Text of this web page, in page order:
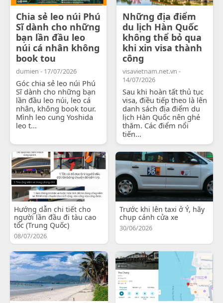
Chia sẻ leo núi Phú
Sĩ dành cho những
bạn lần đầu leo
núi cá nhân không
book tou
dumien - 17/07/2026
Góc chia sẻ leo núi Phú
Sĩ dành cho những bạn
lần đầu leo núi, leo cá
nhân, không book tour.
Mình leo cung Yoshida
leo t...
Những địa điểm
du lịch Hàn Quốc
không thể bỏ qua
khi xin visa thành
công
visavietnam.net.vn -
14/07/2026
Sau khi hoàn tất thủ tục
visa, điều tiếp theo là lên
danh sách địa điểm du
lịch Hàn Quốc nên ghé
thăm. Các điểm nổi
tiến...
Hướng dẫn chi tiết cho
người lần đầu đi tàu cao
tốc (Trung Quốc)
08/07/2026
Trước khi lên taxi ở Ý, hãy
chụp cánh cửa xe
30/06/2026